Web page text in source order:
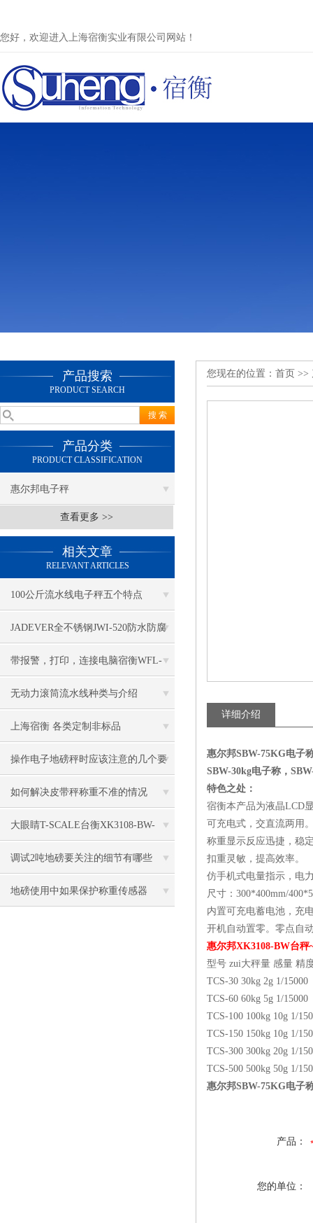
您好，欢迎进入上海宿衡实业有限公司网站！
产品搜索
PRODUCT SEARCH
产品分类
PRODUCT CLASSIFICATION
惠尔邦电子秤
查看更多 >>
相关文章
RELEVANT ARTICLES
100公斤流水线电子秤五个特点
JADEVER全不锈钢JWI-520防水防腐
电子秤特点
带报警，打印，连接电脑宿衡WFL-
3100电子台秤
无动力滚筒流水线种类与介绍
上海宿衡 各类定制非标品
操作电子地磅秤时应该注意的几个要
点
如何解决皮带秤称重不准的情况
大眼睛T-SCALE台衡XK3108-BW-
150kg电子秤
调试2吨地磅要关注的细节有哪些
地磅使用中如果保护称重传感器
您现在的位置： 首页 >>
详细介绍
惠尔邦SBW-75KG电子
SBW-30kg电子称，
特色之处：
宿衡本产品为液晶LCD
可充电式，交直流两用
称重显示反应迅捷，稳
扣重灵敏，提高效率。
仿手机式电量指示，电
尺寸：300*400mm/
内置可充电蓄电池，充
开机自动置零。零点自
惠尔邦XK3108-BW台秤
型号 zui大秤量 感量 精
TCS-30 30kg 2g 1/15000
TCS-60 60kg 5g 1/15000
TCS-100 100kg 10g 1/
TCS-150 150kg 10g 1/
TCS-300 300kg 20g 1/
TCS-500 500kg 50g 1/
惠尔邦SBW-75KG电子
产品：
您的单位：